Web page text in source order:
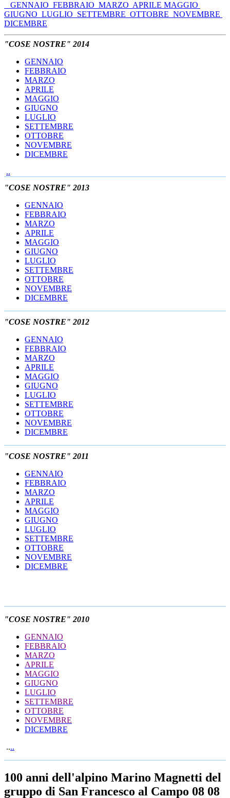
GENNAIO FEBBRAIO MARZO APRILE MAGGIO
GIUGNO LUGLIO SETTEMBRE OTTOBRE NOVEMBRE
DICEMBRE
"COSE NOSTRE" 2014
GENNAIO
FEBBRAIO
MARZO
APRILE
MAGGIO
GIUGNO
LUGLIO
SETTEMBRE
OTTOBRE
NOVEMBRE
DICEMBRE
..
"COSE NOSTRE" 2013
GENNAIO
FEBBRAIO
MARZO
APRILE
MAGGIO
GIUGNO
LUGLIO
SETTEMBRE
OTTOBRE
NOVEMBRE
DICEMBRE
"COSE NOSTRE" 2012
GENNAIO
FEBBRAIO
MARZO
APRILE
MAGGIO
GIUGNO
LUGLIO
SETTEMBRE
OTTOBRE
NOVEMBRE
DICEMBRE
"COSE NOSTRE" 2011
GENNAIO
FEBBRAIO
MARZO
APRILE
MAGGIO
GIUGNO
LUGLIO
SETTEMBRE
OTTOBRE
NOVEMBRE
DICEMBRE
"COSE NOSTRE" 2010
GENNAIO
FEBBRAIO
MARZO
APRILE
MAGGIO
GIUGNO
LUGLIO
SETTEMBRE
OTTOBRE
NOVEMBRE
DICEMBRE
....
100 anni dell'alpino Marino Magnetti del
gruppo di San Francesco al Campo 08 08